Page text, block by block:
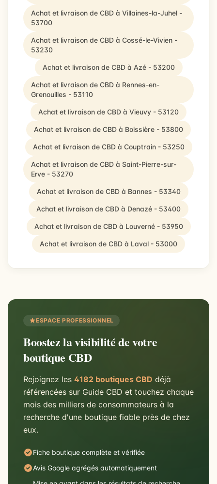
Achat et livraison de CBD à Villaines-la-Juhel -
53700
Achat et livraison de CBD à Cossé-le-Vivien -
53230
Achat et livraison de CBD à Azé - 53200
Achat et livraison de CBD à Rennes-en-
Grenouilles - 53110
Achat et livraison de CBD à Vieuvy - 53120
Achat et livraison de CBD à Boissière - 53800
Achat et livraison de CBD à Couptrain - 53250
Achat et livraison de CBD à Saint-Pierre-sur-
Erve - 53270
Achat et livraison de CBD à Bannes - 53340
Achat et livraison de CBD à Denazé - 53400
Achat et livraison de CBD à Louverné - 53950
Achat et livraison de CBD à Laval - 53000
ESPACE PROFESSIONNEL
Boostez la visibilité de votre
boutique CBD
Rejoignez les 4182 boutiques CBD déjà
référencées sur Guide CBD et touchez chaque
mois des milliers de consommateurs à la
recherche d'une boutique fiable près de chez
eux.
Fiche boutique complète et vérifiée
Avis Google agrégés automatiquement